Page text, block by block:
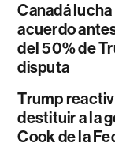
Canadá
acuerdo
del 50% de
disputa
Trump
destituir a la
Cook de la